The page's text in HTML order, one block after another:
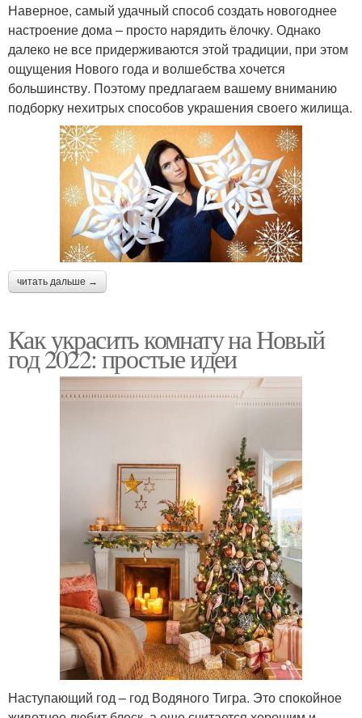
Наверное, самый удачный способ создать новогоднее
настроение дома – просто нарядить ёлочку. Однако
далеко не все придерживаются этой традиции, при этом
ощущения Нового года и волшебства хочется
большинству. Поэтому предлагаем вашему вниманию
подборку нехитрых способов украшения своего жилища.
читать дальше →
Как украсить комнату на Новый
год 2022: простые идеи
Наступающий год – год Водяного Тигра. Это спокойное